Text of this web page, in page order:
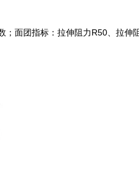
面团指标：拉伸阻力R50、拉伸